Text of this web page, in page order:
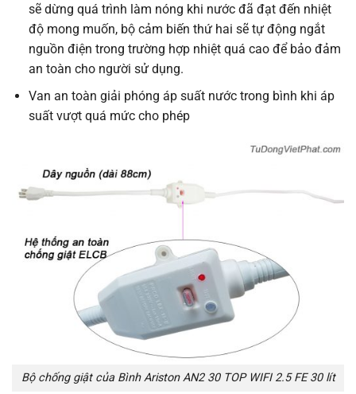
sẽ dừng quá trình làm nóng khi nước đã đạt đến nhiệt
độ mong muốn, bộ cảm biến thứ hai sẽ tự động ngắt
nguồn điện trong trường hợp nhiệt quá cao để bảo đảm
an toàn cho người sử dụng.
Van an toàn giải phóng áp suất nước trong bình khi áp
suất vượt quá mức cho phép
Bộ chống giật của Bình Ariston AN2 30 TOP WIFI 2.5 FE 30 lít